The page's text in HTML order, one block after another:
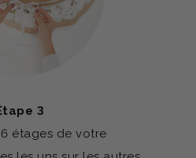
3
étages de votre